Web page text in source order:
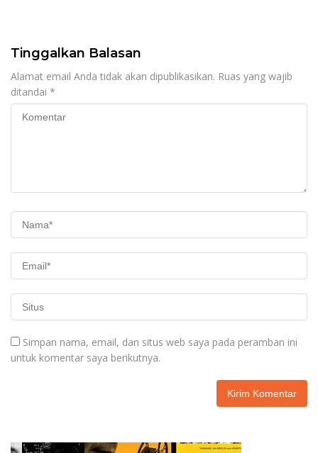
Tinggalkan Balasan
Alamat email Anda tidak akan dipublikasikan. Ruas yang wajib
ditandai *
Simpan nama, email, dan situs web saya pada peramban ini
untuk komentar saya berikutnya.